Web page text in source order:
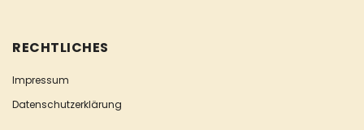
RECHTLICHES
Impressum
Datenschutzerklärung